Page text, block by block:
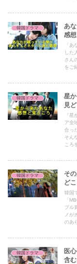
韓国ドラマ
あ
感
「
した
さん
をご
韓国ドラマ
星
見
『
ア全
合っ
そん
ころ
韓国ドラマ
そ
ど
韓国
「
プル
ノが
のあ
韓国ドラマ
医
含